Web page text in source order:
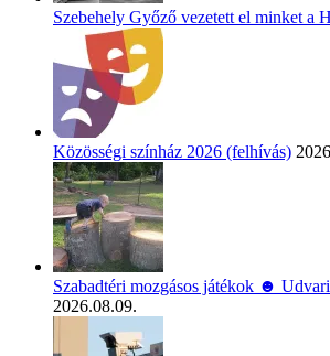
Szebehely Győző vezetett el minket a
Közösségi színház 2026 (felhívás)
Szabadtéri mozgásos játékok ☻
2026.08.09.